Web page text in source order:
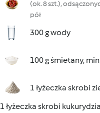
(ok. 8 szt.),
pół
300 g wody
100 g śmietany,
1 łyżeczka skrobi
1 łyżeczka skrobi